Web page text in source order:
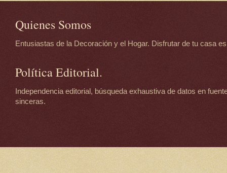
Quienes Somos
Entusiastas de la Decoración y el Hogar. Disfrutar de tu casa
Política Editorial.
Independencia editorial, búsqueda exhaustiva de datos en
sinceras.